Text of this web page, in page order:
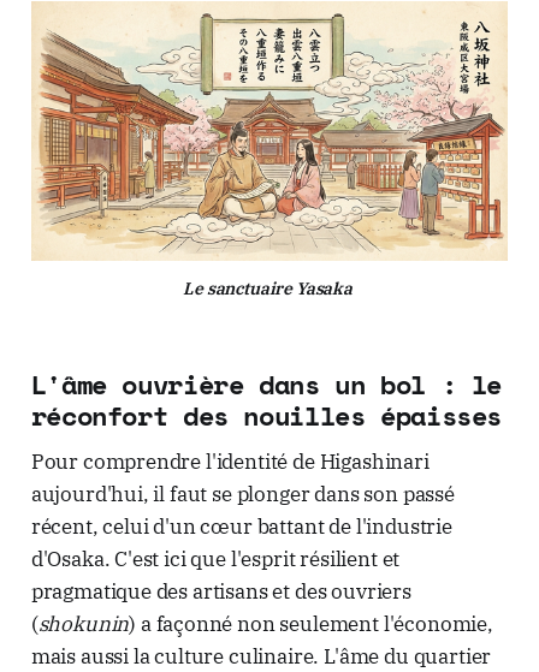
Le sanctuaire Yasaka
L'âme ouvrière dans un bol : le
réconfort des nouilles épaisses
Pour comprendre l'identité de Higashinari
aujourd'hui, il faut se plonger dans son passé
récent, celui d'un cœur battant de l'industrie
d'Osaka. C'est ici que l'esprit résilient et
pragmatique des artisans et des ouvriers
(shokunin) a façonné non seulement l'économie,
mais aussi la culture culinaire. L'âme du quartier